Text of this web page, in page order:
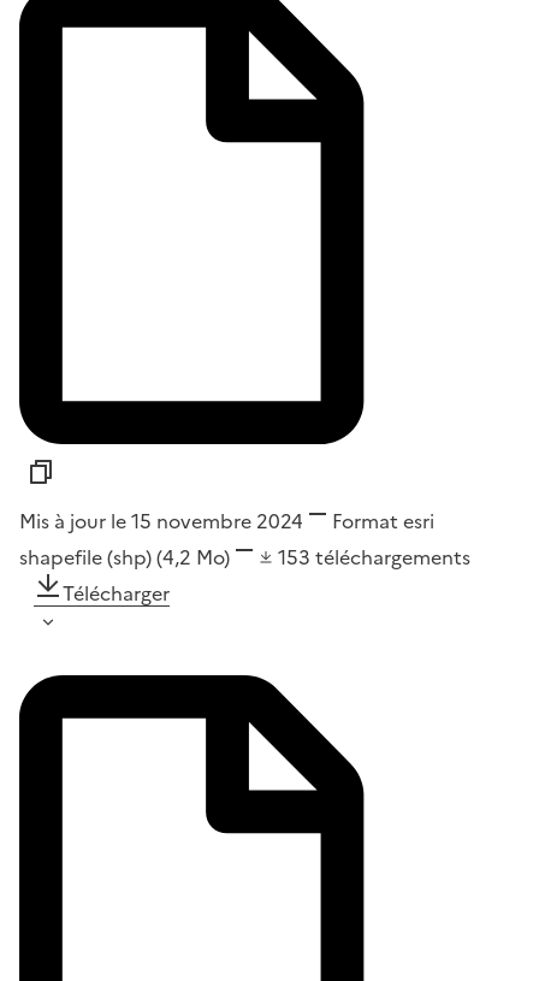
Mis à jour le 15 novembre 2024 Format esri
shapefile (shp)(4,2 Mo) 153 téléchargements
Télécharger